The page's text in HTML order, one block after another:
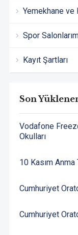
Yemekhane ve
Spor
Kayıt Şartları
Son
Vodafone
Okulları
10 Kasım
Cumhuriyet
Cumhuriyet